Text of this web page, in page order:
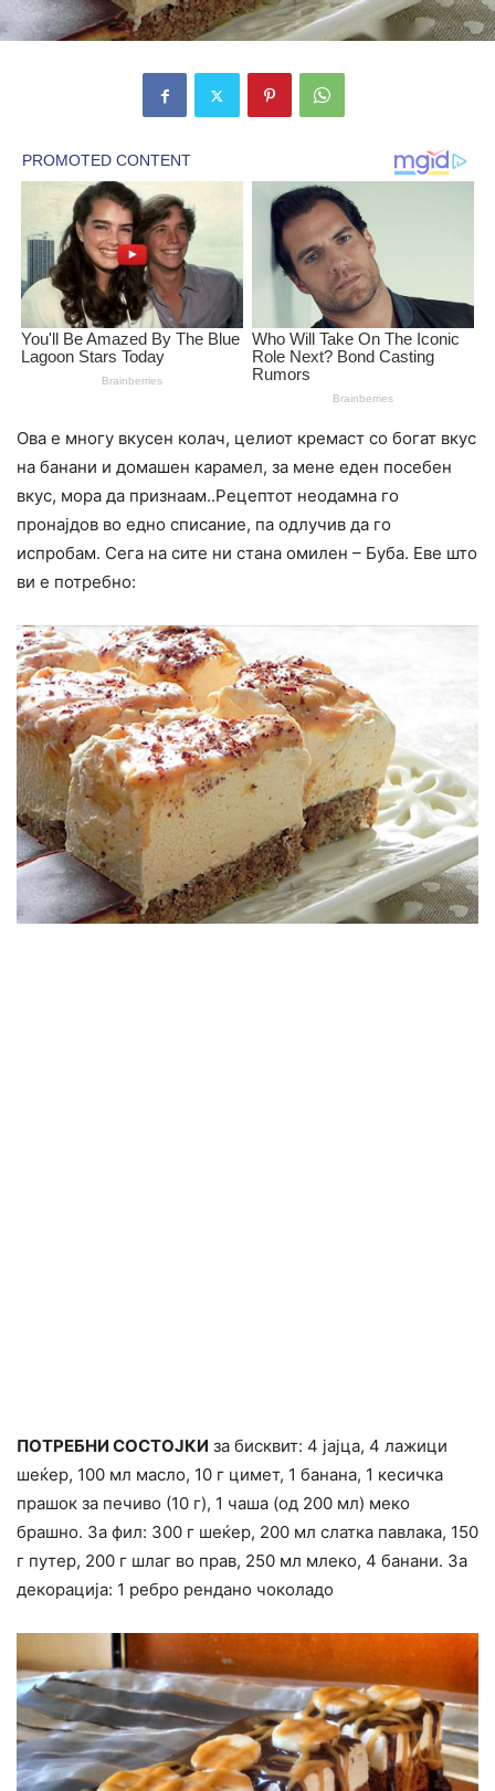
Ова е многу вкусен колач, целиот кремаст со богат вкус
на банани и домашен карамел, за мене еден посебен
вкус, мора да признаам..Рецептот неодамна го
пронајдов во едно списание, па одлучив да го
испробам. Сега на сите ни стана омилен – Буба. Еве што
ви е потребно:
ПОТРЕБНИ СОСТОЈКИ за бисквит: 4 јајца, 4 лажици
шеќер, 100 мл масло, 10 г цимет, 1 банана, 1 кесичка
прашок за печиво (10 г), 1 чаша (од 200 мл) меко
брашно. За фил: 300 г шеќер, 200 мл слатка павлака, 150
г путер, 200 г шлаг во прав, 250 мл млеко, 4 банани. За
декорација: 1 ребро рендано чоколадо